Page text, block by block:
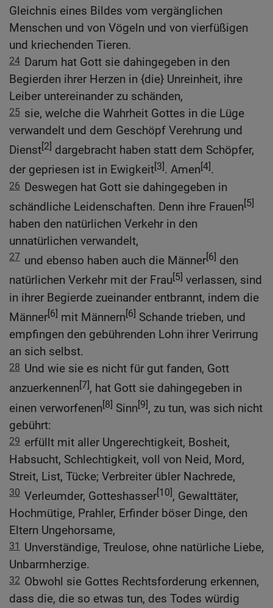
Gleichnis eines Bildes vom vergänglichen
Menschen und von Vögeln und von vierfüßigen
und kriechenden Tieren.
24 Darum hat Gott sie dahingegeben in den
Begierden ihrer Herzen in {die} Unreinheit, ihre
Leiber untereinander zu schänden,
25 sie, welche die Wahrheit Gottes in die Lüge
verwandelt und dem Geschöpf Verehrung und
Dienst[2] dargebracht haben statt dem Schöpfer,
der gepriesen ist in Ewigkeit[3]. Amen[4].
26 Deswegen hat Gott sie dahingegeben in
schändliche Leidenschaften. Denn ihre Frauen[5]
haben den natürlichen Verkehr in den
unnatürlichen verwandelt,
27 und ebenso haben auch die Männer[6] den
natürlichen Verkehr mit der Frau[5] verlassen, sind
in ihrer Begierde zueinander entbrannt, indem die
Männer[6] mit Männern[6] Schande trieben, und
empfingen den gebührenden Lohn ihrer Verirrung
an sich selbst.
28 Und wie sie es nicht für gut fanden, Gott
anzuerkennen[7], hat Gott sie dahingegeben in
einen verworfenen[8] Sinn[9], zu tun, was sich nicht
gebührt:
29 erfüllt mit aller Ungerechtigkeit, Bosheit,
Habsucht, Schlechtigkeit, voll von Neid, Mord,
Streit, List, Tücke; Verbreiter übler Nachrede,
30 Verleumder, Gotteshasser[10], Gewalttäter,
Hochmütige, Prahler, Erfinder böser Dinge, den
Eltern Ungehorsame,
31
Unverständige, Treulose, ohne natürliche Liebe,
Unbarmherzige.
32 Obwohl sie Gottes Rechtsforderung erkennen,
dass die, die so etwas tun, des Todes würdig